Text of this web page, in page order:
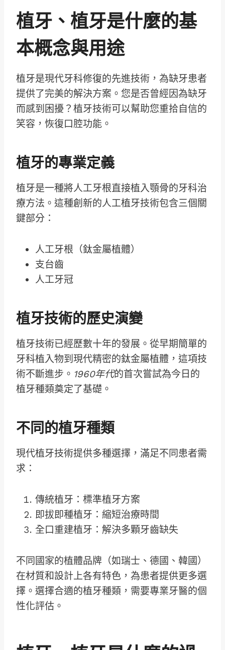
植牙、植牙是什麼的基
本概念與用途
植牙是現代牙科修復的先進技術，為缺牙患者
提供了完美的解決方案。您是否曾經因為缺牙
而感到困擾？植牙技術可以幫助您重拾自信的
笑容，恢復口腔功能。
植牙的專業定義
植牙是一種將人工牙根直接植入顎骨的牙科治
療方法。這種創新的人工植牙技術包含三個關
鍵部分：
人工牙根（鈦金屬植體）
支台齒
人工牙冠
植牙技術的歷史演變
植牙技術已經歷數十年的發展。從早期簡單的
牙科植入物到現代精密的鈦金屬植體，這項技
術不斷進步。 1960年代的首次嘗試為今日的
植牙種類奠定了基礎。
不同的植牙種類
現代植牙技術提供多種選擇，滿足不同患者需
求：
傳統植牙：標準植牙方案
即拔即種植牙：縮短治療時間
全口重建植牙：解決多顆牙齒缺失
不同國家的植體品牌（如瑞士、德國、韓國）
在材質和設計上各有特色，為患者提供更多選
擇。選擇合適的植牙種類，需要專業牙醫的個
性化評估。